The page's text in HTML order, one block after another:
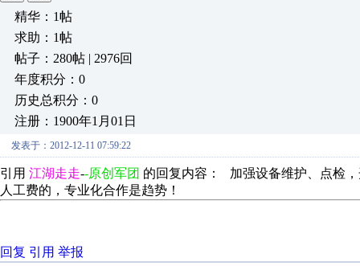
精华：1帖
求助：1帖
帖子：280帖 | 2976回
年度积分：0
历史总积分：0
注册：1900年1月01日
发表于：2012-12-11 07:59:22
引用 江湖走走--原创军团 的回复内容： 加强设备维护、点检
人工费的，专业化合作是趋势！
回复 引用 举报